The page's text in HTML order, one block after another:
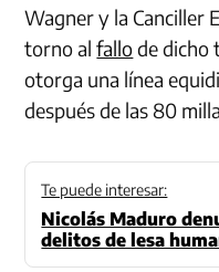
Wagner y la Canciller
torno alfallode dicho
otorga una línea
después de las 80
Te puede interesar:
Nicolás Maduro
delitos de lesa